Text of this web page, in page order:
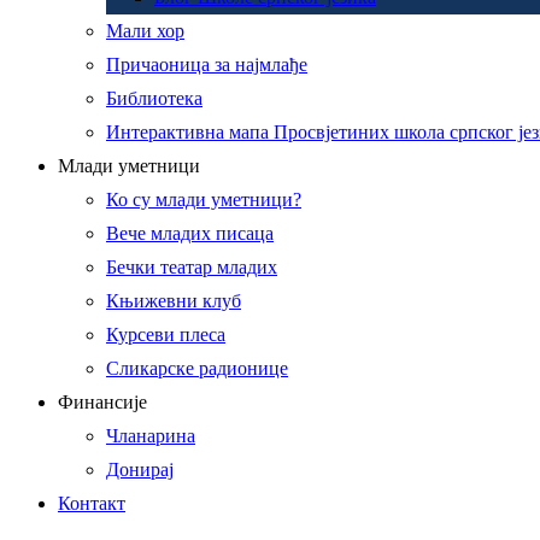
Мали хор
Причаоница за најмлађе
Библиотека
Интерактивна мапа Просвјетиних школа српског
Млади уметници
Ко су млади уметници?
Вече младих писаца
Бечки театар младих
Књижевни клуб
Курсеви плеса
Сликарске радионице
Финансије
Чланарина
Донирај
Контакт